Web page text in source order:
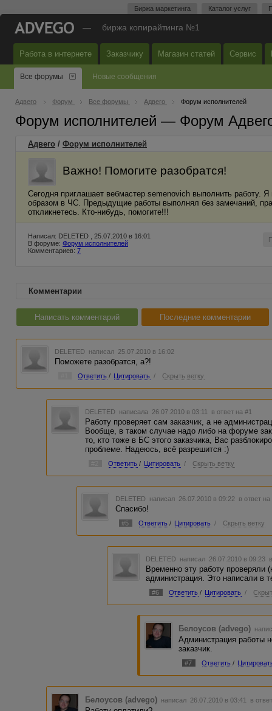
Биржа маркетинга Каталог услуг
— биржа копирайтинга №1
Работа в интернете Заказчику Магазин статей Сервис
Все форумы Новые сообщения
Адвего Форум Все форумы Адвего Форум исполнителей
Форум исполнителей — Форум
Адвего / Форум исполнителей
Важно! Помогите разобратся!
Сегодня приглашает вебмастер semenovich выполнить
образом в ЧС. Предыдущие работы выполнял без замечаний,
откликнетесь. Кто-нибудь, помогите!!!
Написал: DELETED , 25.07.2010 в 16:01
В форуме: Форум исполнителей
Комментариев: 7
Комментарии
Написать комментарий Последние комментарии
DELETED написал 25.07.2010 в 16:02
Поможете разобратся, а?!
Ответить / Цитировать / Скрыть ветку
DELETED написала 26.07.2010 в 03:11 в ответ на #1
Работу проверяет сам заказчик, а не
Вообще, в таком случае надо либо на форуме
то, кто тоже в БС этого заказчика, Вас
проблеме. Надеюсь, всё разрешится :)
Ответить / Цитировать / Скрыть ветку
DELETED написал 26.07.2010 в 09:22 в ответ на
Спасибо!
#5 Ответить / Цитировать / Скрыть ветку
DELETED написал 26.07.2010 в 09:23
Временно эту работу проверяли
администрация. Это написали в
#6 Ответить / Цитировать /
Белоусов (advego)
Администрация работы
заказчик.
#7 Ответить /
Белоусов (advego) написал 26.07.2010 в 03:41 в